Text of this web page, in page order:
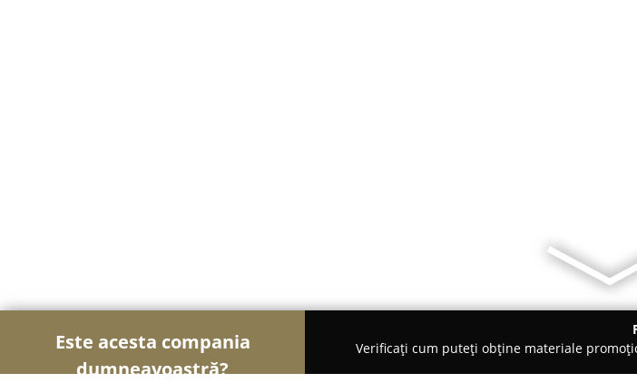
Este acesta compania
dumneavoastră?
Verificați cum puteți obține materiale